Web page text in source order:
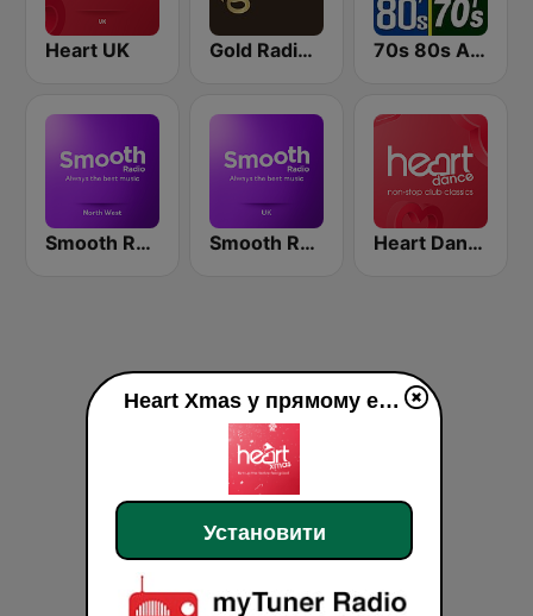
Heart UK Gold Radio UK 70s 80s All Time Greatest
Smooth Radio North West Smooth Radio UK Heart Dance
Heart Xmas у прямому ефір
Установити